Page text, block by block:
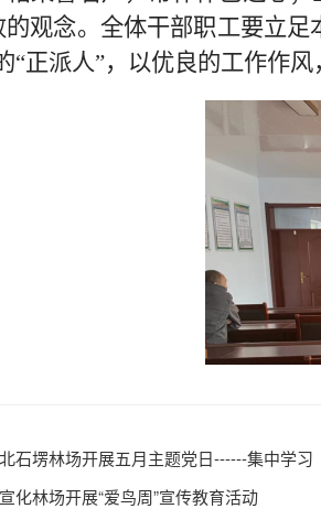
观念。全体干部职工要立
“正派人”，以优良的工作作
石塄林场开展五月主题党日------集中学
化林场开展“爱鸟周”宣传教育活动